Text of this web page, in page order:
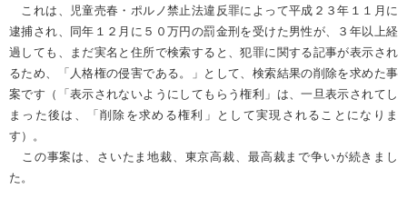
これは、児童売春・ポルノ禁止法違反罪によって平成２３年１１月に
逮捕され、同年１２月に５０万円の罰金刑を受けた男性が、３年以上経
過しても、まだ実名と住所で検索すると、犯罪に関する記事が表示され
るため、「人格権の侵害である。」として、検索結果の削除を求めた事
案です（「表示されないようにしてもらう権利」は、一旦表示されてし
まった後は、「削除を求める権利」として実現されることになりま
す）。
この事案は、さいたま地裁、東京高裁、最高裁まで争いが続きまし
た。